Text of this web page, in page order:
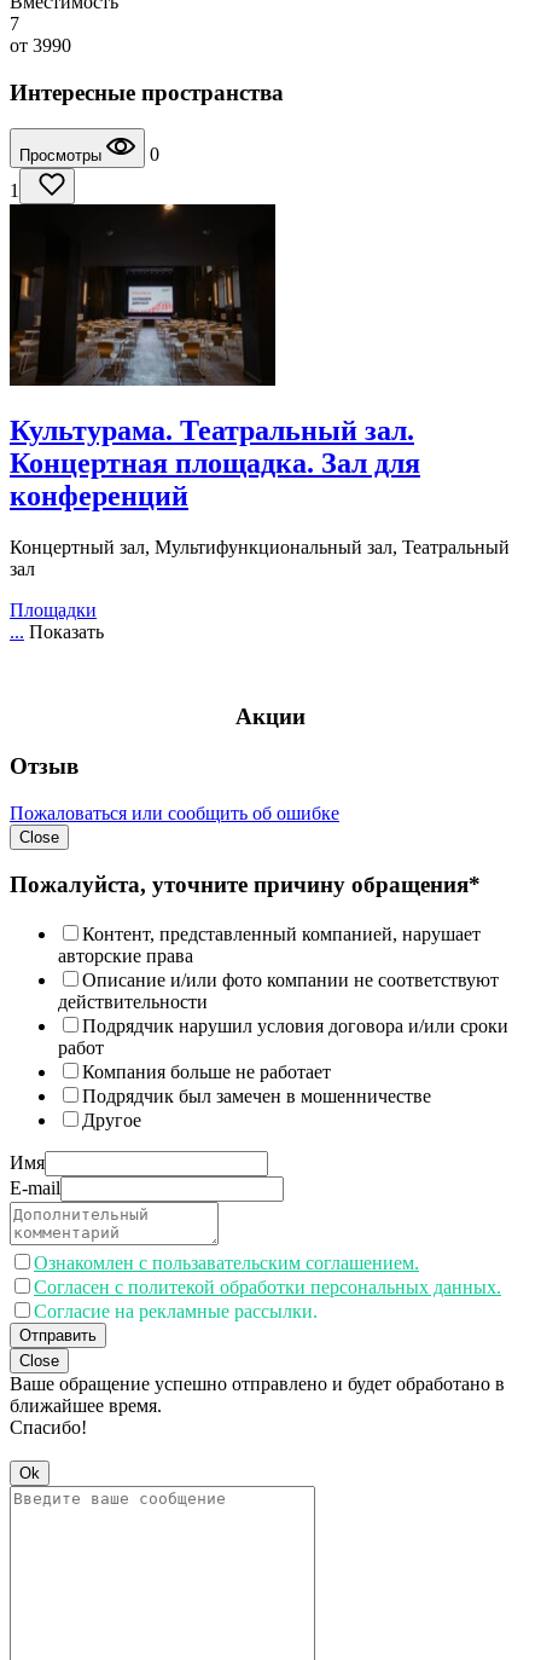
7
от 3990
Интересные пространства
Просмотры
0
1
Культурама. Театральный зал.
Концертная площадка. Зал для
конференций
Концертный зал, Мультифункциональный зал, Театральный
зал
Площадки
... Показать
Акции
Отзыв
Пожаловаться или сообщить об ошибке
Close
Пожалуйста, уточните причину обращения*
Контент, представленный компанией, нарушает
авторские права
Описание и/или фото компании не соответствуют
действительности
Подрядчик нарушил условия договора и/или сроки
работ
Компания больше не работает
Подрядчик был замечен в мошенничестве
Другое
Имя
E-mail
Ознакомлен с пользавательским соглашением.
Согласен с политекой обработки персональных данных.
Согласие на рекламные рассылки.
Отправить
Close
Ваше обращение успешно отправлено и будет обработано в
ближайшее время.
Спасибо!
Ok